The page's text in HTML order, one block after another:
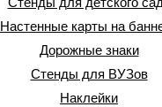
Настенные карты на
Дорожные знаки
Стенды для ВУЗов
Наклейки